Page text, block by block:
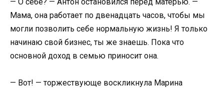
Мама, она работает по двенадцать часов, чтобы мы
могли позволить себе нормальную жизнь! Я только
начинаю свой бизнес, ты же знаешь. Пока что
основной доход в семью приносит она.
— Вот! — торжествующе воскликнула Марина